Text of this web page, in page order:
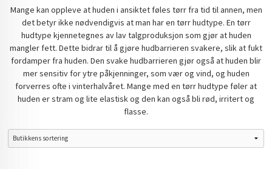
Mange kan oppleve at huden i ansiktet føles tørr fra tid til annen, men
det betyr ikke nødvendigvis at man har en tørr hudtype. En tørr
hudtype kjennetegnes av lav talgproduksjon som gjør at huden
mangler fett. Dette bidrar til å gjøre hudbarrieren svakere, slik at fukt
fordamper fra huden. Den svake hudbarrieren gjør også at huden blir
mer sensitiv for ytre påkjenninger, som vær og vind, og huden
forverres ofte i vinterhalvåret. Mange med en tørr hudtype føler at
huden er stram og lite elastisk og den kan også bli rød, irritert og
flasse.